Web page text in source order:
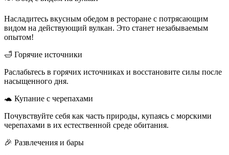
Насладитесь вкусным обедом в ресторане с потрясающим
видом на действующий вулкан. Это станет незабываемым
опытом!
🛁 Горячие источники
Раслабьтесь в горячих источниках и восстановите силы после
насыщенного дня.
🐢 Купание с черепахами
Почувствуйте себя как часть природы, купаясь с морскими
черепахами в их естественной среде обитания.
🎉 Развлечения и бары